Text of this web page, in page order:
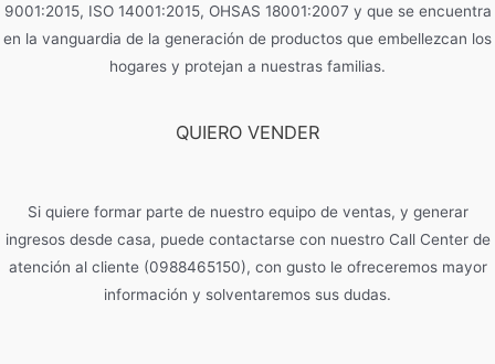
9001:2015, ISO 14001:2015, OHSAS 18001:2007 y que se encuentra
en la vanguardia de la generación de productos que embellezcan los
hogares y protejan a nuestras familias.
QUIERO VENDER
Si quiere formar parte de nuestro equipo de ventas, y generar
ingresos desde casa, puede contactarse con nuestro Call Center de
atención al cliente (0988465150), con gusto le ofreceremos mayor
información y solventaremos sus dudas.